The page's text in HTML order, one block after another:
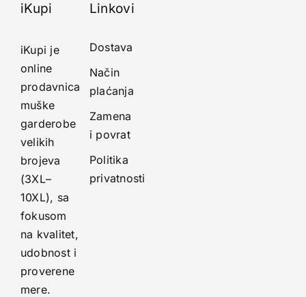
iKupi
iKupi je
online
prodavnica
muške
garderobe
velikih
brojeva
(3XL–
10XL), sa
fokusom
na kvalitet,
udobnost i
proverene
mere.
Linkovi
Dostava
Način
plaćanja
Zamena
i povrat
Politika
privatnosti